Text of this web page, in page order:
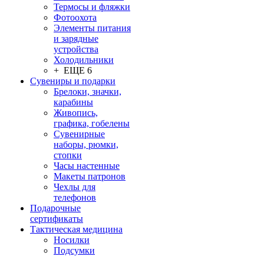
Термосы и фляжки
Фотоохота
Элементы питания
и зарядные
устройства
Холодильники
+ ЕЩЕ 6
Сувениры и подарки
Брелоки, значки,
карабины
Живопись,
графика, гобелены
Сувенирные
наборы, рюмки,
стопки
Часы настенные
Макеты патронов
Чехлы для
телефонов
Подарочные
сертификаты
Тактическая медицина
Носилки
Подсумки